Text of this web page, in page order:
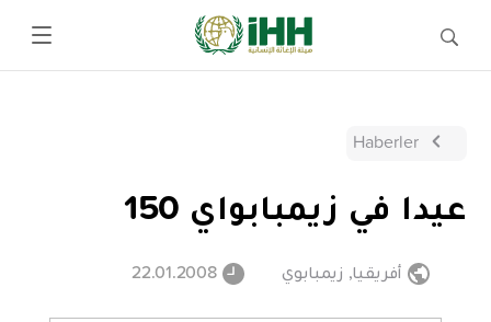
Haberler
عيدا في زيمبابواي 150
أفريقيا, زيمبابوي 22.01.2008